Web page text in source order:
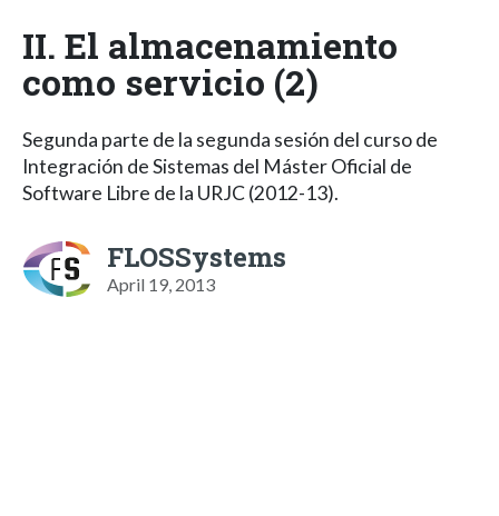
II. El almacenamiento
como servicio (2)
Segunda parte de la segunda sesión del curso de
Integración de Sistemas del Máster Oficial de
Software Libre de la URJC (2012-13).
FLOSSystems
April 19, 2013